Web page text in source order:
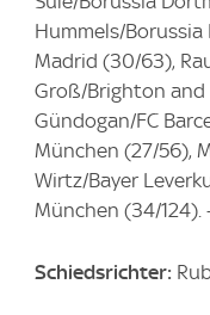
Hummels/
Madrid (30/63),
Groß/Brighton and
Gündogan/FC
München (27/56),
Wirtz/Bayer
München (34/124).
Schiedsrichter: